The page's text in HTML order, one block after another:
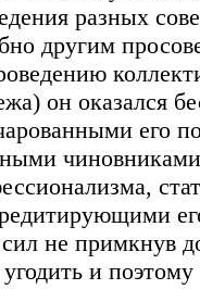
разных
другим
он оказался
его
не примкнув
и